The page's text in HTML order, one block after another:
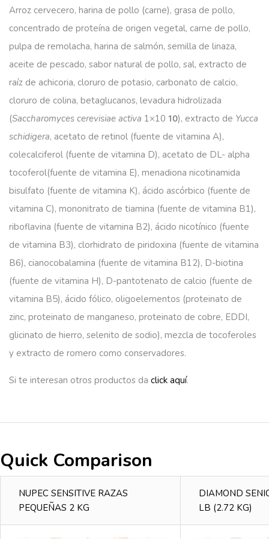
Arroz cervecero, harina de pollo (carne), grasa de pollo,
concentrado de proteína de origen vegetal, carne de pollo,
pulpa de remolacha, harina de salmón, semilla de linaza,
aceite de pescado, sabor natural de pollo, sal, extracto de
raíz de achicoria, cloruro de potasio, carbonato de calcio,
cloruro de colina, betaglucanos, levadura hidrolizada
(Saccharomyces cerevisiae activa 1×10 10), extracto de Yucca
schidigera, acetato de retinol (fuente de vitamina A),
colecalciferol (fuente de vitamina D), acetato de DL- alpha
tocoferol(fuente de vitamina E), menadiona nicotinamida
bisulfato (fuente de vitamina K), ácido ascórbico (fuente de
vitamina C), mononitrato de tiamina (fuente de vitamina B1),
riboflavina (fuente de vitamina B2), ácido nicotínico (fuente
de vitamina B3), clorhidrato de piridoxina (fuente de vitamina
B6), cianocobalamina (fuente de vitamina B12), D-biotina
(fuente de vitamina H), D-pantotenato de calcio (fuente de
vitamina B5), ácido fólico, oligoelementos (proteinato de
zinc, proteinato de manganeso, proteinato de cobre, EDDI,
glicinato de hierro, selenito de sodio), mezcla de tocoferoles
y extracto de romero como conservadores.
Si te interesan otros productos da click aquí.
Quick Comparison
NUPEC SENSITIVE RAZAS
PEQUEÑAS 2 KG
DIAMOND
LB (2.72 KG)